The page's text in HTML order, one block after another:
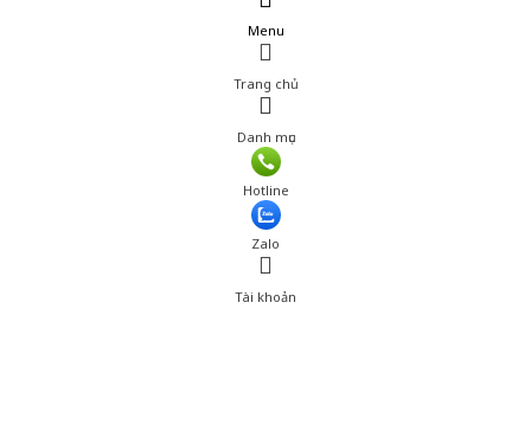
Menu
Trang chủ
Danh mục
Hotline
Zalo
Tài khoản